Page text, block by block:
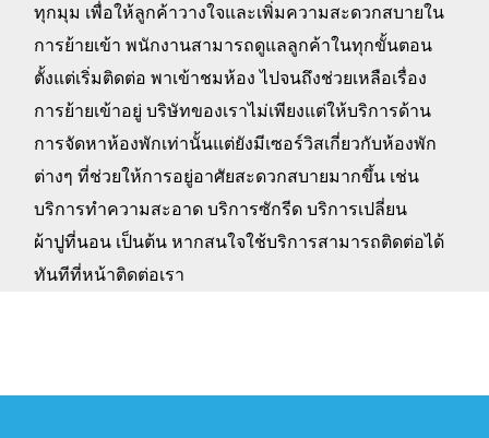
ทุกมุม เพื่อให้ลูกค้าวางใจและเพิ่มความสะดวกสบายใน
การย้ายเข้า พนักงานสามารถดูแลลูกค้าในทุกขั้นตอน
ตั้งแต่เริ่มติดต่อ พาเข้าชมห้อง ไปจนถึงช่วยเหลือเรื่อง
การย้ายเข้าอยู่ บริษัทของเราไม่เพียงแต่ให้บริการด้าน
การจัดหาห้องพักเท่านั้นแต่ยังมีเซอร์วิสเกี่ยวกับห้องพัก
ต่างๆ ที่ช่วยให้การอยู่อาศัยสะดวกสบายมากขึ้น เช่น
บริการทำความสะอาด บริการซักรีด บริการเปลี่ยน
ผ้าปูที่นอน เป็นต้น หากสนใจใช้บริการสามารถติดต่อได้
ทันทีที่หน้าติดต่อเรา